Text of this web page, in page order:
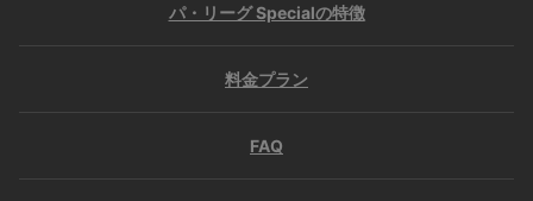
パ・リーグ Specialの特徴
料金プラン
FAQ